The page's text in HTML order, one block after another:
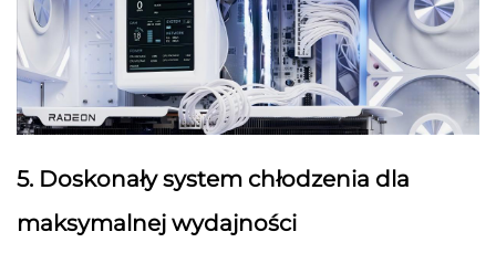
5. Doskonały system chłodzenia dla
maksymalnej wydajności